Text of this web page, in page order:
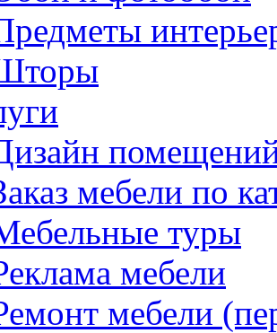
мебели по
туры
мебели
мебели